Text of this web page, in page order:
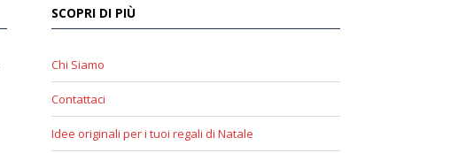
SCOPRI DI PIÙ
Chi Siamo
Contattaci
Idee originali per i tuoi regali di Natale